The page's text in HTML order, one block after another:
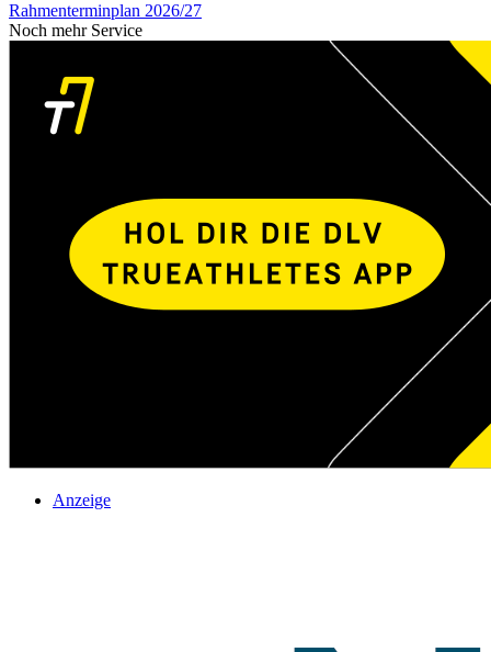
Rahmenterminplan 2026/27
Noch mehr Service
Anzeige